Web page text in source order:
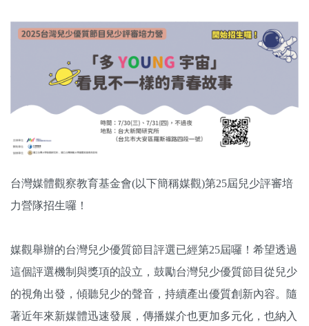
優質兒少
媒體素養
研究計畫
申訴
捐款支持
台灣媒體觀察教育基金會(以下簡稱媒觀)第25屆兒少評審培
力營隊招生囉！
媒觀舉辦的台灣兒少優質節目評選已經第25屆囉！希望透過
這個評選機制與獎項的設立，鼓勵台灣兒少優質節目從兒少
的視角出發，傾聽兒少的聲音，持續產出優質創新內容。隨
著近年來新媒體迅速發展，傳播媒介也更加多元化，也納入